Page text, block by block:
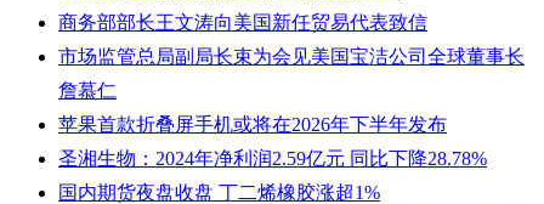
商务部部长王文涛向美国新任贸易代表致信
市场监管总局副局长束为会见美国宝洁公司全球董事长
詹慕仁
苹果首款折叠屏手机或将在2026年下半年发布
圣湘生物：2024年净利润2.59亿元 同比下降28.78%
国内期货夜盘收盘 丁二烯橡胶涨超1%